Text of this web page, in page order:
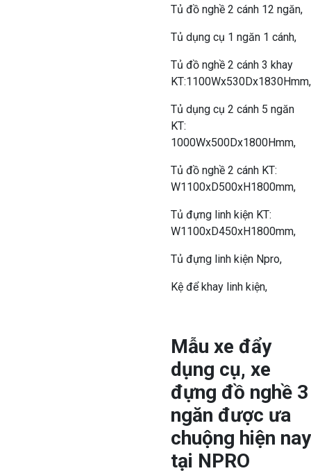
Tủ đồ nghề 2 cánh 12 ngăn,
Tủ dụng cụ 1 ngăn 1 cánh,
Tủ đồ nghề 2 cánh 3 khay
KT:1100Wx530Dx1830Hmm,
Tủ dụng cụ 2 cánh 5 ngăn
KT:
1000Wx500Dx1800Hmm,
Tủ đồ nghề 2 cánh KT:
W1100xD500xH1800mm,
Tủ đựng linh kiện KT:
W1100xD450xH1800mm,
Tủ đựng linh kiện Npro,
Kệ để khay linh kiện,
Mẫu xe đẩy
dụng cụ, xe
đựng đồ nghề 3
ngăn được ưa
chuộng hiện nay
tại NPRO